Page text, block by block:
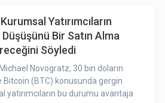
Yatırımcıların
Bir Satın Alma
Söyledi
Novogratz, 30 bin doların
Bitcoin (BTC) konusunda gergin
yatırımcıların bu durumu avantaja